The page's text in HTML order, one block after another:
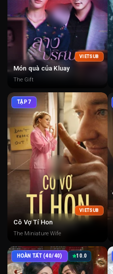
VIETSUB
Món quà của Kluay
The Gift
TẬP 7
VIETSUB
Cô Vợ Tí Hon
The Miniature Wife
HOÀN TẤT (40/40) 10.0